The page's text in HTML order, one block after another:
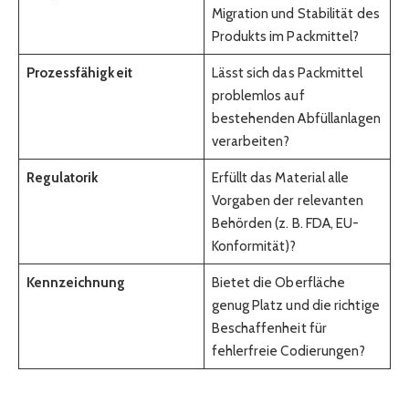
Migration und Stabilität des
Produkts im Packmittel?
Prozessfähigkeit
Lässt sich das Packmittel
problemlos auf
bestehenden Abfüllanlagen
verarbeiten?
Regulatorik
Erfüllt das Material alle
Vorgaben der relevanten
Behörden (z. B. FDA, EU-
Konformität)?
Kennzeichnung
Bietet die Oberfläche
genug Platz und die richtige
Beschaffenheit für
fehlerfreie Codierungen?